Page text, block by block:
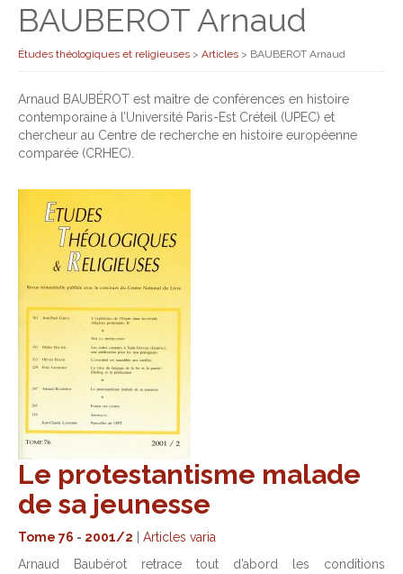
BAUBEROT Arnaud
Études théologiques et religieuses > Articles > BAUBEROT Arnaud
Arnaud BAUBÉROT est maître de conférences en histoire
contemporaine à l’Université Paris-Est Créteil (UPEC) et
chercheur au Centre de recherche en histoire européenne
comparée (CRHEC).
Le protestantisme malade
de sa jeunesse
Tome 76 - 2001/2
Articles varia
Arnaud Baubérot retrace tout d’abord les conditions